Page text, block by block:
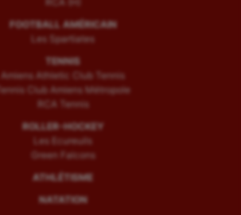
FOOTBALL AMÉRICAIN
Les Spartiates
TENNIS
Amiens Athletic Club Tennis
Tennis Club Amiens Métropole
RCA Tennis
ROLLER-HOCKEY
Les Ecureuils
Green Falcons
ATHLÉTISME
NATATION